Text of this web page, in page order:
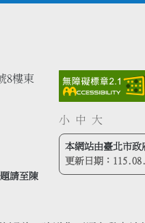
8樓東
請至陳
小 中 大
本網站由臺北市政
更新日期：